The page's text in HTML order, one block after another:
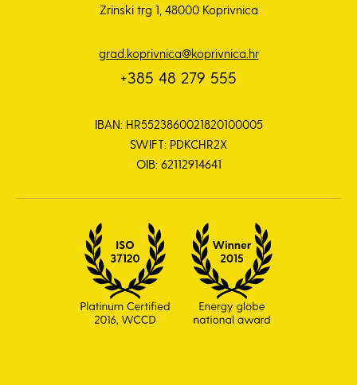
Zrinski trg 1, 48000 Koprivnica
grad.koprivnica@koprivnica.hr
+385 48 279 555
IBAN: HR5523860021820100005
SWIFT: PDKCHR2X
OIB: 62112914641